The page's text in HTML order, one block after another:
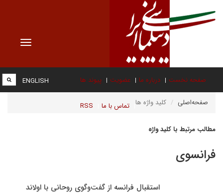
Toggle
صفحه نخست درباره ما عضویت پیوند ها
تماس با ما RSS
ENGLISH
صفحه‌اصلی کلید واژه ها
مطالب مرتبط با کلید واژه
فرانسوی
استقبال فرانسه از گفت‌وگوی روحانی با اولاند